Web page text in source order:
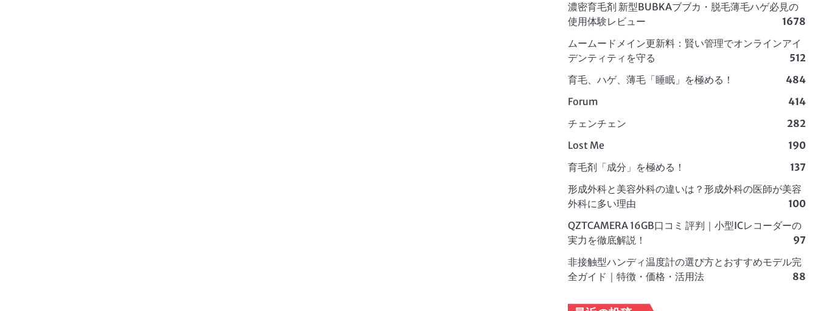
濃密育毛剤 新型BUBKAブブカ・脱毛薄毛ハゲ必見の
使用体験レビュー
1678
ムームードメイン更新料：賢い管理でオンラインアイ
デンティティを守る
512
育毛、ハゲ、薄毛「睡眠」を極める！
484
Forum
414
チェンチェン
282
Lost Me
190
育毛剤「成分」を極める！
137
形成外科と美容外科の違いは？形成外科の医師が美容
外科に多い理由
100
QZTCAMERA 16GB口コミ 評判｜小型ICレコーダーの
実力を徹底解説！
97
非接触型ハンディ温度計の選び方とおすすめモデル完
全ガイド｜特徴・価格・活用法
88